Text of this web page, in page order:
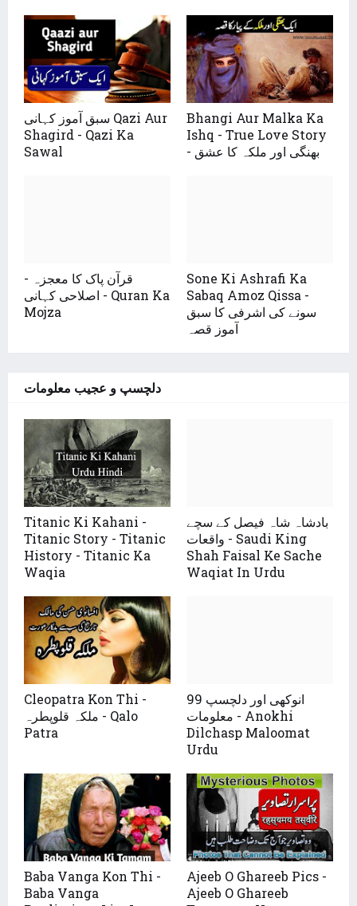
سبق آموز کہانی Qazi Aur
Shagird - Qazi Ka
Sawal
Bhangi Aur Malka Ka
Ishq - True Love Story
- بھنگی اور ملکہ کا عشق
قرآن پاک کا معجزہ -
اصلاحی کہانی - Quran Ka
Mojza
Sone Ki Ashrafi Ka
Sabaq Amoz Qissa -
سونے کی اشرفی کا سبق
آموز قصہ
دلچسپ و عجیب معلومات
Titanic Ki Kahani -
Titanic Story - Titanic
History - Titanic Ka
Waqia
بادشاہ شاہ فیصل کے سچے
واقعات - Saudi King
Shah Faisal Ke Sache
Waqiat In Urdu
Cleopatra Kon Thi -
ملکہ قلوپطرہ - Qalo
Patra
99 انوکھی اور دلچسپ
معلومات - Anokhi
Dilchasp Maloomat
Urdu
Baba Vanga Kon Thi -
Baba Vanga
Ajeeb O Ghareeb Pics -
Ajeeb O Ghareeb